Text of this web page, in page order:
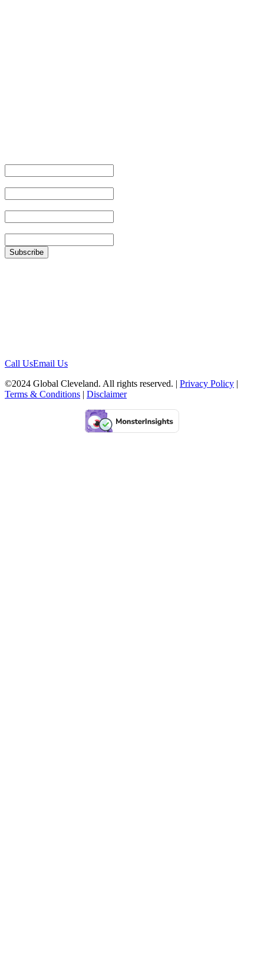
Call UsEmail Us
©2024 Global Cleveland. All rights reserved. | Privacy Policy |
Terms & Conditions | Disclaimer